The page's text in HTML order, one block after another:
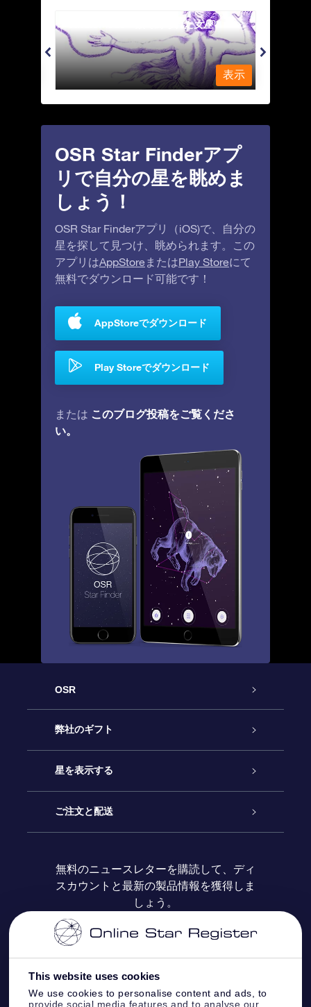
This website uses cookies
We use cookies to personalise content and ads, to
provide social media features and to analyse our
Andromeda - 鎖で縛られた女座
表示
OSR Star Finderアプ
リで自分の星を眺めま
しょう！
OSR Star Finderアプリ（iOS)で、自分の
星を探して見つけ、眺められます。この
アプリはAppStore またはPlay Storeにて
無料でダウンロード可能です！
AppStoreでダウンロード
Play Storeでダウンロード
または このブログ投稿をご覧くださ
い。
OSR
カスタマーサービス
お問い合わせ
ブログ
レビュー
弊社のギフト
Online Starギフト
OSRギフトパック
OSR ギフトカード
法人ギフト
星を表示する
星の登録
カスタマイズされたStar Page
One Million Stars
OSR Starsaver
ご注文と配送
お支払いに関する情報
配送に関する情報
返品ポリシ
無料のニュースレターを購読して、ディ
スカウントと最新の製品情報を獲得しま
しょう。